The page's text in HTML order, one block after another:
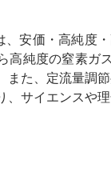
、安価・高純度
高純度の窒素ガ
また、定流量調
サイエンスや